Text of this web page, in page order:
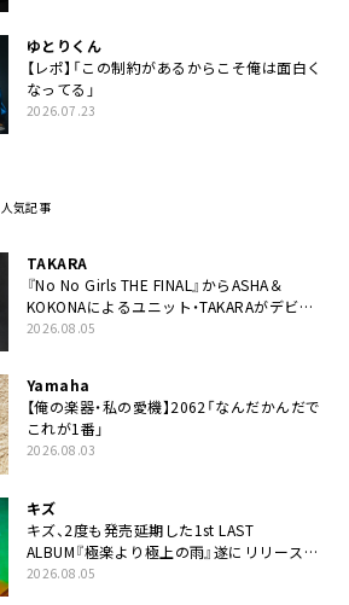
ゆとりくん
【レポ】「この制約があるからこそ俺は面白く
なってる」
2026.07.23
人気記事
TAKARA
『No No Girls THE FINAL』からASHA＆
KOKONAによるユニット・TAKARAがデビュ
ー
2026.08.05
Yamaha
【俺の楽器・私の愛機】2062「なんだかんだで
これが1番」
2026.08.03
キズ
キズ、2度も発売延期した1st LAST
ALBUM『極楽より極上の雨』遂にリリース。
収録曲「はじまり」MV公開
2026.08.05